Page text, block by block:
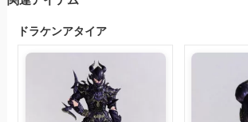
ドラケンアタイア